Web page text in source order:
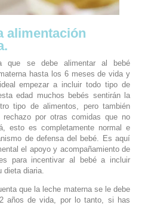
alimentación
que se debe alimentar al bebé
hasta los 6 meses de vida y
empezar a incluir todo tipo de
edad muchos bebés sentirán la
tipo de alimentos, pero también
rechazo por otras comidas que no
esto es completamente normal e
de defensa del bebé. Es aquí
el apoyo y acompañamiento de
para incentivar al bebé a incluir
dieta diaria.
que la leche materna se le debe
años de vida, por lo tanto, si has